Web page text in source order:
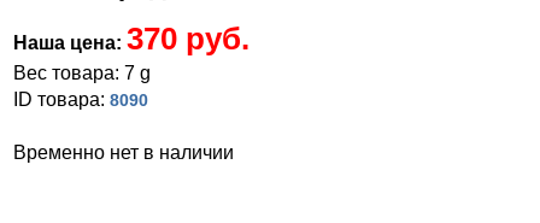
Наша цена: 370 руб.
Вес товара: 7 g
ID товара: 8090
Временно нет в наличии